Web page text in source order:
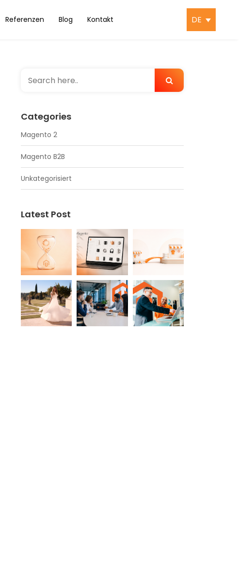
Referenzen Blog Kontakt DE
Categories
Magento 2
Magento B2B
Unkategorisiert
Latest Post